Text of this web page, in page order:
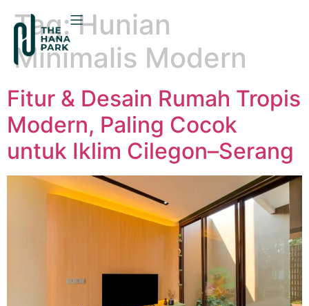
Tag:Hunian
Minimalis Modern
Fitur & Desain Rumah Tropis
Modern, Paling Cocok
untuk Iklim Cilegon–Serang